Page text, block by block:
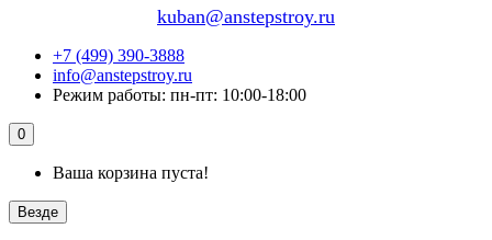
kuban@anstepstroy.ru
+7 (499) 390-3888
info@anstepstroy.ru
Режим работы: пн-пт: 10:00-18:00
0
Ваша корзина пуста!
Везде